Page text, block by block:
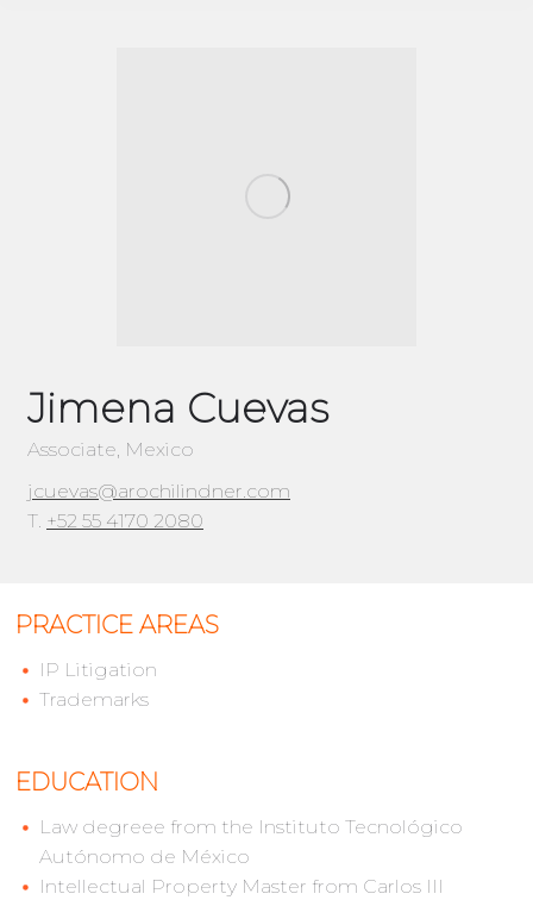
Jimena Cuevas
Associate, Mexico
jcuevas@arochilindner.com
T. +52 55 4170 2080
PRACTICE AREAS
IP Litigation
Trademarks
EDUCATION
Law degreee from the Instituto Tecnológico
Autónomo de México
Intellectual Property Master from Carlos III